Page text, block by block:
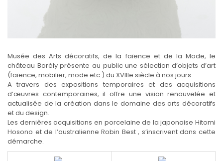
Musée des Arts décoratifs, de la faïence et de la Mode, le
château Borély présente au public une sélection d’objets d’art
(faïence, mobilier, mode etc.) du XVIIIe siècle à nos jours.
A travers des expositions temporaires et des acquisitions
d’œuvres contemporaines, il offre une vision renouvelée et
actualisée de la création dans le domaine des arts décoratifs
et du design.
Les dernières acquisitions en porcelaine de la japonaise Hitomi
Hosono et de l’australienne Robin Best , s’inscrivent dans cette
démarche.